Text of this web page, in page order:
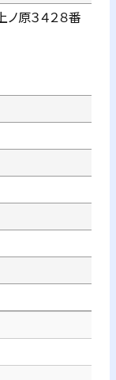
原３４２８番